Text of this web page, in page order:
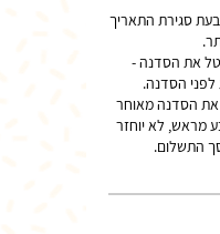
סגירת התאריך
את הסדנה -
לפני הסדנה.
הסדנה מאוחר
מראש, לא יוחזר